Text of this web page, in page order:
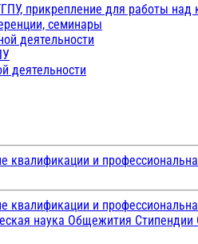
прикрепление для работы над
семинары
деятельности
деятельности
квалификации и
квалификации и
наука Общежития Стипендии